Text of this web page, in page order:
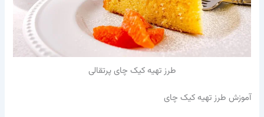
طرز تهیه کیک چای پرتقالی
آموزش طرز تهیه کیک چای